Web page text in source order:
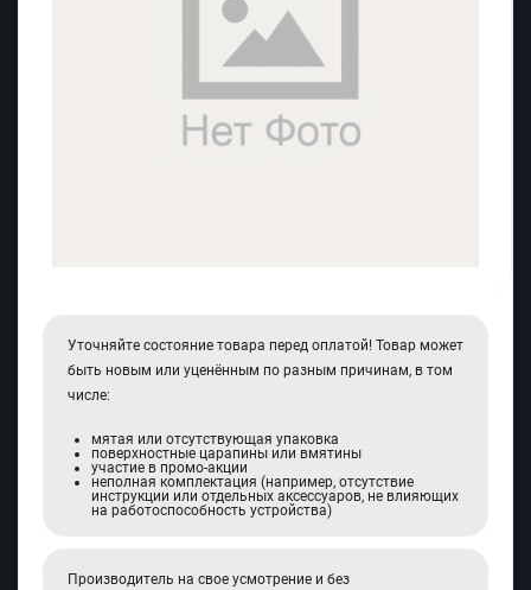
Уточняйте состояние товара перед оплатой! Товар может
быть новым или уценённым по разным причинам, в том
числе:
мятая или отсутствующая упаковка
поверхностные царапины или вмятины
участие в промо-акции
неполная комплектация (например, отсутствие
инструкции или отдельных аксессуаров, не влияющих
на работоспособность устройства)
Производитель на свое усмотрение и без